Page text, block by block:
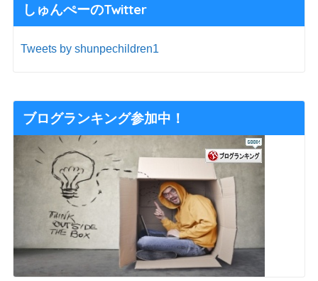
しゅんぺーのTwitter
Tweets by shunpechildren1
ブログランキング参加中！